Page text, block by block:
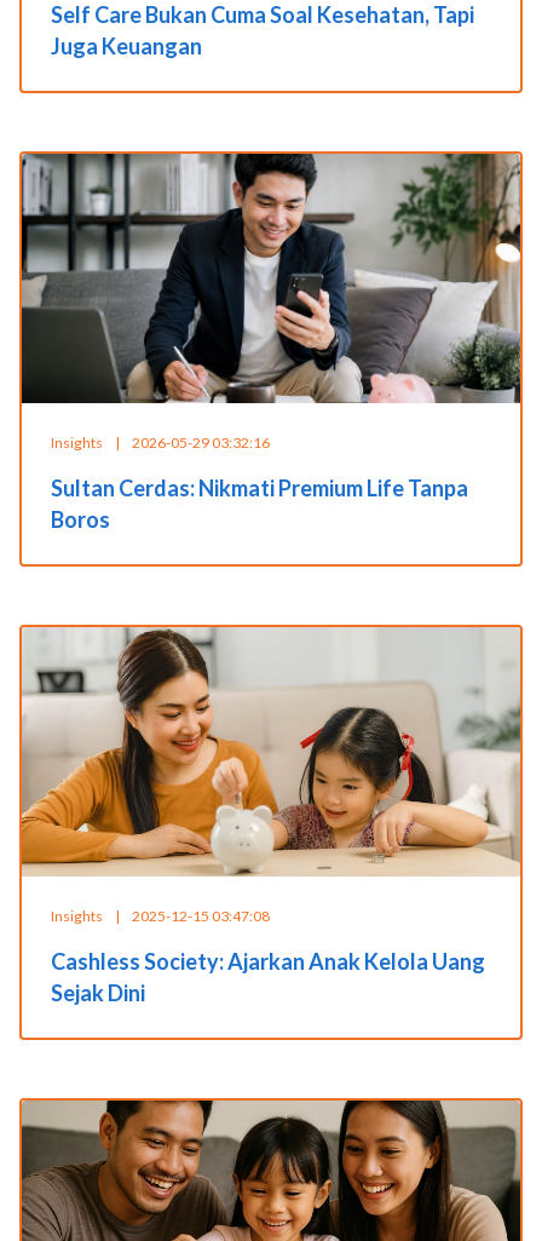
Self Care Bukan Cuma Soal Kesehatan, Tapi
Juga Keuangan
Insights | 2026-05-29 03:32:16
Sultan Cerdas: Nikmati Premium Life Tanpa
Boros
Insights | 2025-12-15 03:47:08
Cashless Society: Ajarkan Anak Kelola Uang
Sejak Dini